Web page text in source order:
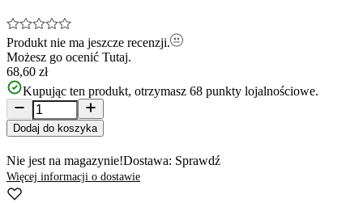
Produkt nie ma jeszcze recenzji.
Możesz go ocenić Tutaj.
68,60 zł
Kupując ten produkt, otrzymasz 68 punkty lojalnościowe.
Dodaj do koszyka
Nie jest na magazynie!Dostawa: Sprawdź
Więcej informacji o dostawie